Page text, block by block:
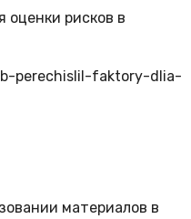
оценки рисков в
perechislil-faktory-dlia-
материалов в